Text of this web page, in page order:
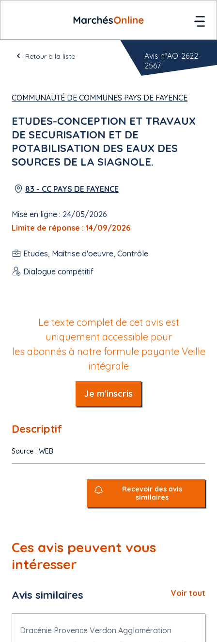
Retour à la liste
COMMUNAUTÉ DE COMMUNES PAYS DE FAYENCE
ETUDES-CONCEPTION ET TRAVAUX
DE SECURISATION ET DE
POTABILISATION DES EAUX DES
SOURCES DE LA SIAGNOLE.
83 - CC PAYS DE FAYENCE
Mise en ligne : 24/05/2026
Limite de réponse : 14/09/2026
Etudes, Maîtrise d'oeuvre, Contrôle
Dialogue compétitif
Avis n°AO-2622-
2567
Le texte complet de cet avis est
uniquement accessible pour
les abonnés à notre formule payante Veille
intégrale
Je m'inscris
Descriptif
Source : WEB
Recevoir des avis
similaires
Ces avis peuvent vous
intéresser
Avis similaires Voir tout
Dracénie Provence Verdon Agglomération